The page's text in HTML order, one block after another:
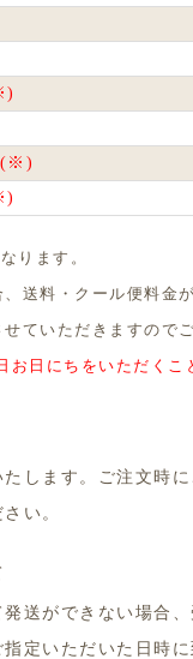
(※)
ります。
送料・クール便料金
ていただきますので
日にちをいただくこ
します。ご注文時
い。
送ができない場合
定いただいた日時